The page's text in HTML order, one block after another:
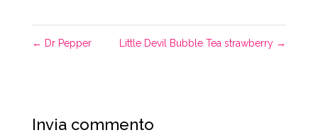
← Dr Pepper Little Devil Bubble Tea strawberry →
Invia commento